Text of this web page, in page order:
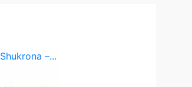
Shukrona –...